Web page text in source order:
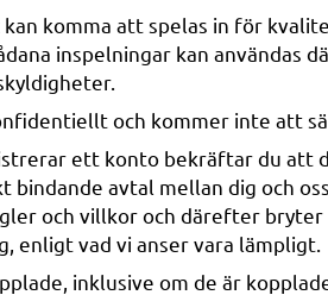
komma att spelas in för
inspelningar kan användas
och kommer inte att
ett konto bekräftar du att
avtal mellan dig och
och villkor och därefter
enligt vad vi anser vara lämpligt.
inklusive om de är